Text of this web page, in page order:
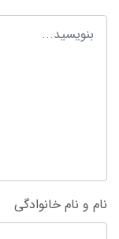
نام و نام خانوادگی